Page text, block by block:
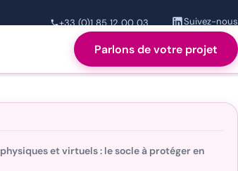
+33 (0)1 85 12 00 03 Suivez-nous
Parlons de votre projet
physiques et virtuels : le socle à protéger en